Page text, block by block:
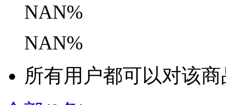
NAN%
NAN%
所有用户都可以对该商